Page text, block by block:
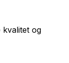
kvalitet og